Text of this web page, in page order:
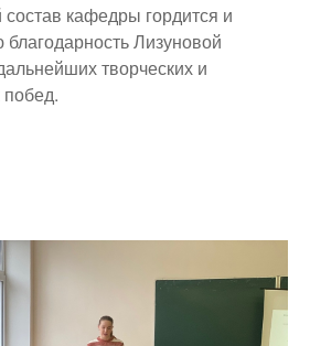
кафедры гордится и
Лизуновой
творческих и